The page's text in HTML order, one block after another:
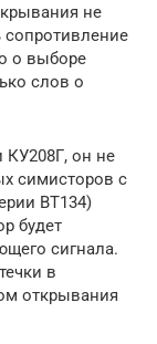
не
сопротивление
о выборе
слов о
он не
симисторов с
ВТ134)
будет
сигнала.
в
открывания